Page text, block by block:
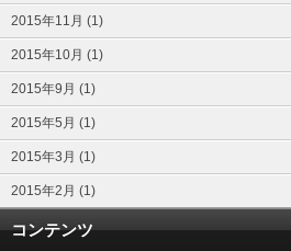
2015年11月 (1)
2015年10月 (1)
2015年9月 (1)
2015年5月 (1)
2015年3月 (1)
2015年2月 (1)
コンテンツ